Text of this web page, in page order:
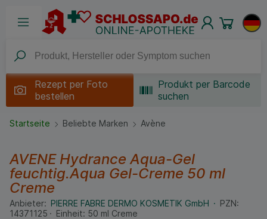
Rezept per Foto
bestellen
Produkt per Barcode
suchen
Startseite Beliebte Marken Avène
AVENE Hydrance Aqua-Gel
feuchtig.Aqua Gel-Creme 50 ml
Creme
Anbieter: PIERRE FABRE DERMO KOSMETIK GmbH
PZN:
14371125
Einheit: 50 ml Creme